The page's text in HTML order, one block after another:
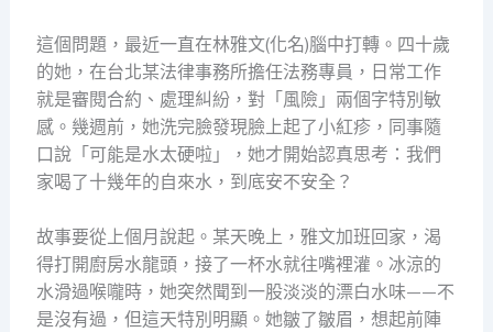
這個問題，最近一直在林雅文(化名)腦中打轉。四十歲
的她，在台北某法律事務所擔任法務專員，日常工作
就是審閱合約、處理糾紛，對「風險」兩個字特別敏
感。幾週前，她洗完臉發現臉上起了小紅疹，同事隨
口說「可能是水太硬啦」，她才開始認真思考：我們
家喝了十幾年的自來水，到底安不安全？
故事要從上個月說起。某天晚上，雅文加班回家，渴
得打開廚房水龍頭，接了一杯水就往嘴裡灌。冰涼的
水滑過喉嚨時，她突然聞到一股淡淡的漂白水味——不
是沒有過，但這天特別明顯。她皺了皺眉，想起前陣